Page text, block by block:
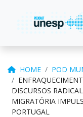
HOME
POD
DISCURSOS
MIGRATÓRIA
PORTUGAL